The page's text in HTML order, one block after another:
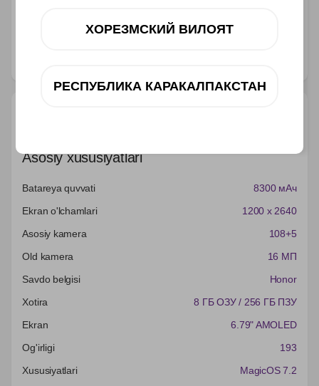
Telegram orqali bog‘lanish
Asosiy xususiyatlari
Batareya quvvati
8300 мАч
Ekran o'lchamlari
1200 x 2640
Asosiy kamera
108+5
Old kamera
16 МП
Savdo belgisi
Honor
Xotira
8 ГБ ОЗУ / 256 ГБ ПЗУ
Ekran
6.79" AMOLED
Og'irligi
193
Xususiyatlari
MagicOS 7.2
ХОРЕЗМСКИЙ ВИЛОЯТ
РЕСПУБЛИКА КАРАКАЛПАКСТАН